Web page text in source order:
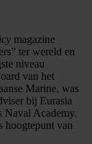
magazine
ter wereld en
niveau
van het
Marine, was
bij Eurasia
Naval Academy.
hoogtepunt van